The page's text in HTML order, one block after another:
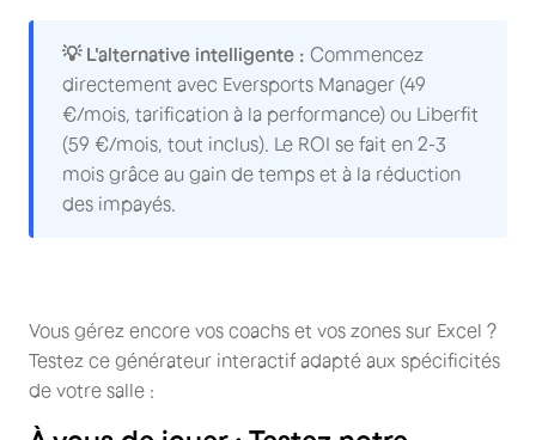
💡 L'alternative intelligente : Commencez
directement avec Eversports Manager (49
€/mois, tarification à la performance) ou Liberfit
(59 €/mois, tout inclus). Le ROI se fait en 2-3
mois grâce au gain de temps et à la réduction
des impayés.
Vous gérez encore vos coachs et vos zones sur Excel ?
Testez ce générateur interactif adapté aux spécificités
de votre salle :